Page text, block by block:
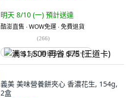
明天 8/10 (一) 預計送達
酷澎直售 ∙ WOW免運 ∙ 免費退貨
(266)
满 $1,500 再省 $75 (王道卡)
義美 美味營養餅夾心 香濃花生, 154g,
2盒